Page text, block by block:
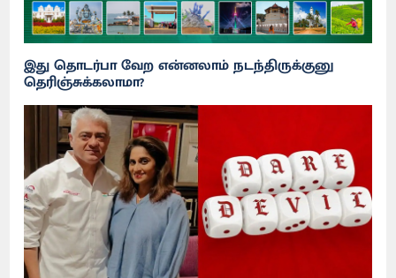
இது தொடர்பா வேற என்னலாம் நடந்திருக்குனு
தெரிஞ்சுக்கலாமா?